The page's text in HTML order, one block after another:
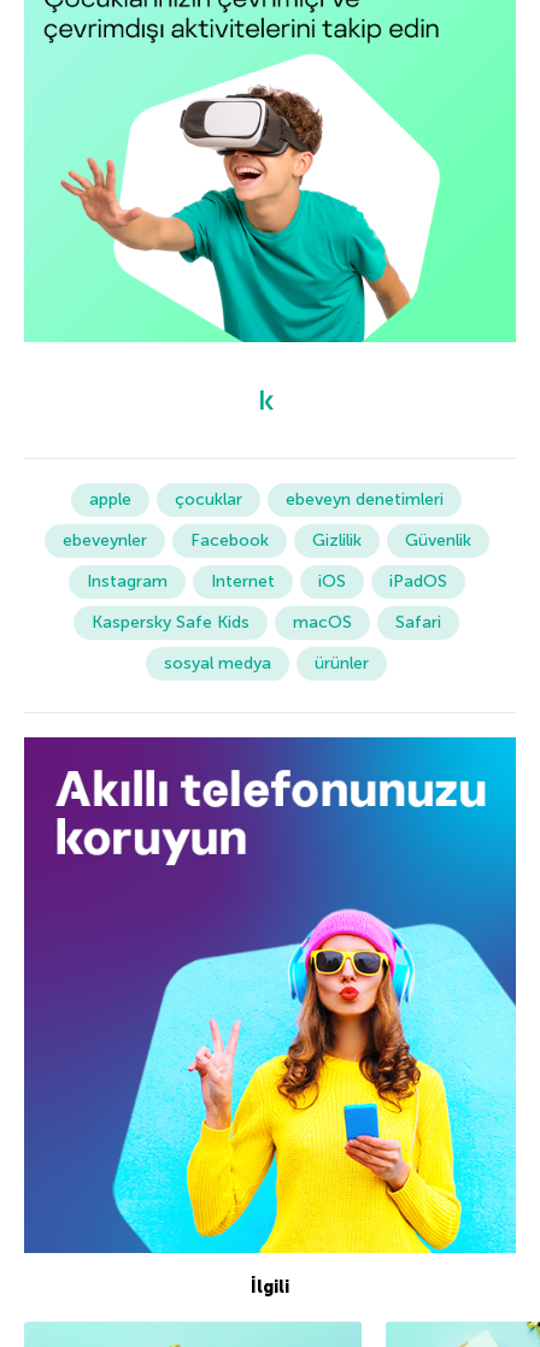
apple çocuklar
ebeveyn denetimleri
ebeveynler
Facebook Gizlilik
Güvenlik
Instagram
Internet iOS
iPadOS
Kaspersky Safe Kids
macOS
Safari
sosyal medya
ürünler
İlgili